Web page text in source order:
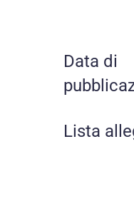
Data di
Lista